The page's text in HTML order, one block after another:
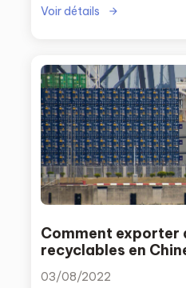
Voir détails
Comment exporter
recyclables en
03/08/2022